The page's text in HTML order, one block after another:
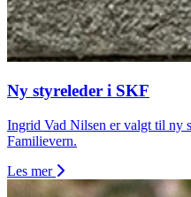
Ny styreleder i SKF
Ingrid Vad Nilsen er valgt til ny
Familievern.
Les mer